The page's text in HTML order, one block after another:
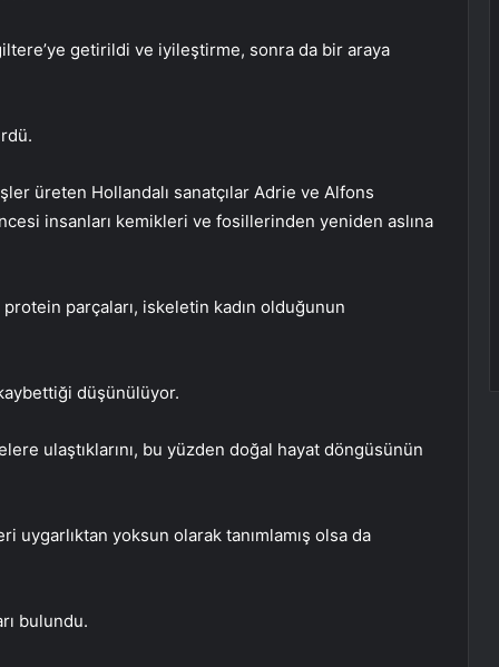
getirildi ve iyileştirme, sonra da bir araya
üreten Hollandalı sanatçılar Adrie ve Alfons
insanları kemikleri ve fosillerinden yeniden aslına
parçaları, iskeletin kadın olduğunun
düşünülüyor.
ulaştıklarını, bu yüzden doğal hayat döngüsünün
uygarlıktan yoksun olarak tanımlamış olsa da
bulundu.